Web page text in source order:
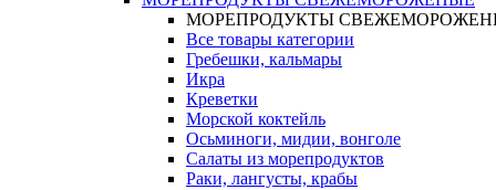
МОРЕПРОДУКТЫ
Все товары категории
Гребешки, кальмары
Икра
Креветки
Морской коктейль
Осьминоги, мидии, вонголе
Салаты из морепродуктов
Раки, лангусты, крабы